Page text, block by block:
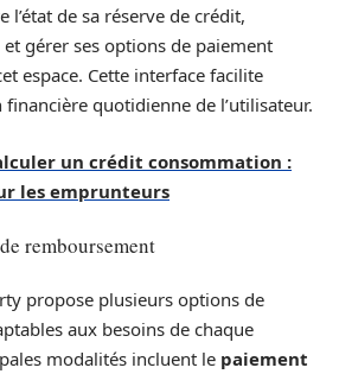
de sa réserve de crédit,
gérer ses options de paiement
espace. Cette interface facilite
quotidienne de l’utilisateur.
un crédit consommation :
les emprunteurs
remboursement
propose plusieurs options de
aux besoins de chaque
modalités incluent le paiement